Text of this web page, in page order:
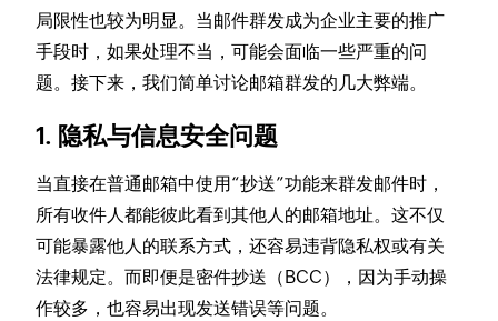
局限性也较为明显。当邮件群发成为企业主要的推广
手段时，如果处理不当，可能会面临一些严重的问
题。接下来，我们简单讨论邮箱群发的几大弊端。
1. 隐私与信息安全问题
当直接在普通邮箱中使用“抄送”功能来群发邮件时，
所有收件人都能彼此看到其他人的邮箱地址。这不仅
可能暴露他人的联系方式，还容易违背隐私权或有关
法律规定。而即便是密件抄送（BCC），因为手动操
作较多，也容易出现发送错误等问题。